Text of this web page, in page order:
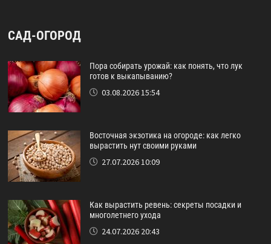
САД-ОГОРОД
Пора собирать урожай: как понять, что лук
готов к выкапыванию?
03.08.2026 15:54
Восточная экзотика на огороде: как легко
вырастить нут своими руками
27.07.2026 10:09
Как вырастить ревень: секреты посадки и
многолетнего ухода
24.07.2026 20:43